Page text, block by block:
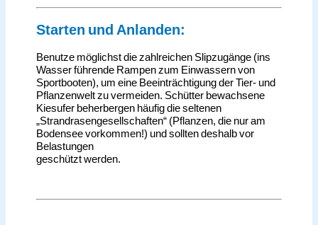
Starten und Anlanden:
Benutze möglichst die zahlreichen Slipzugänge (ins
Wasser führende Rampen zum Einwassern von
Sportbooten), um eine Beeinträchtigung der Tier- und
Pflanzenwelt zu vermeiden. Schütter bewachsene
Kiesufer beherbergen häufig die seltenen
„Strandrasengesellschaften“ (Pflanzen, die nur am
Bodensee vorkommen!) und sollten deshalb vor
Belastungen
geschützt werden.